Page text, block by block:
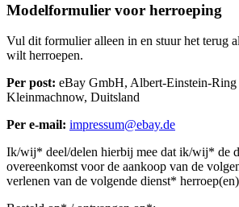
Modelformulier voor herroeping
Vul dit formulier alleen in en stuur het terug
wilt herroepen.
Per post: eBay GmbH, Albert-Einstein-Ring
Kleinmachnow, Duitsland
Per e-mail: impressum@ebay.de
Ik/wij* deel/delen hierbij mee dat ik/wij* de
overeenkomst voor de aankoop van de
verlenen van de volgende dienst*